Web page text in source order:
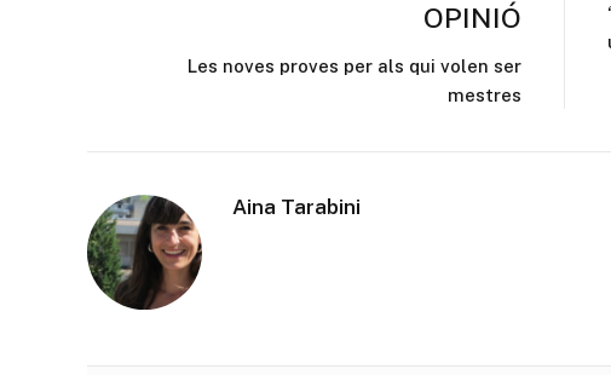
OPINIÓ
Les noves proves per als qui volen ser
mestres
Aina Tarabini